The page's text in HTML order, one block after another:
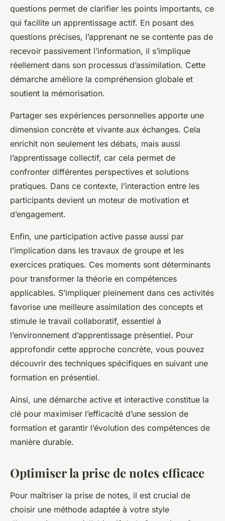
questions permet de clarifier les points importants, ce
qui facilite un apprentissage actif. En posant des
questions précises, l’apprenant ne se contente pas de
recevoir passivement l’information, il s’implique
réellement dans son processus d’assimilation. Cette
démarche améliore la compréhension globale et
soutient la mémorisation.
Partager ses expériences personnelles apporte une
dimension concrète et vivante aux échanges. Cela
enrichit non seulement les débats, mais aussi
l’apprentissage collectif, car cela permet de
confronter différentes perspectives et solutions
pratiques. Dans ce contexte, l’interaction entre les
participants devient un moteur de motivation et
d’engagement.
Enfin, une participation active passe aussi par
l’implication dans les travaux de groupe et les
exercices pratiques. Ces moments sont déterminants
pour transformer la théorie en compétences
applicables. S’impliquer pleinement dans ces activités
favorise une meilleure assimilation des concepts et
stimule le travail collaboratif, essentiel à
l’environnement d’apprentissage présentiel. Pour
approfondir cette approche concrète, vous pouvez
découvrir des techniques spécifiques en suivant une
formation en présentiel.
Ainsi, une démarche active et interactive constitue la
clé pour maximiser l’efficacité d’une session de
formation et garantir l’évolution des compétences de
manière durable.
Optimiser la prise de notes efficace
Pour maîtriser la prise de notes, il est crucial de
choisir une méthode adaptée à votre style